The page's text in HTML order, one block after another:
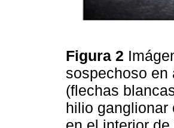
Figura 2
sospechoso en
(flechas
hilio ganglionar